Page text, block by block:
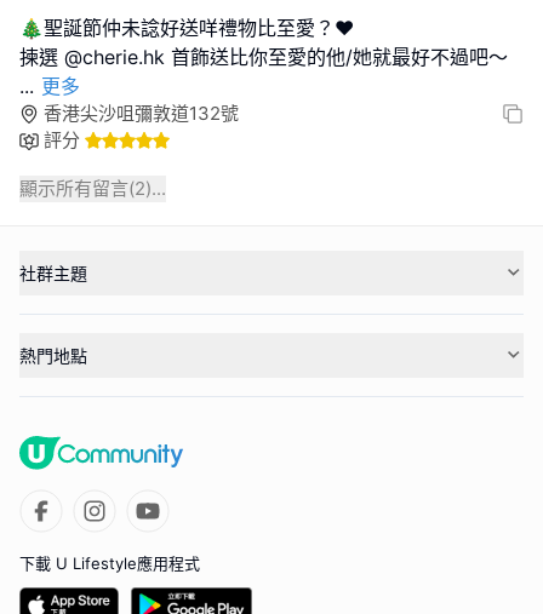
🎄聖誕節仲未諗好送咩禮物比至愛？❤️
... 更多
香港尖沙咀彌敦道132號
評分
顯示所有留言(2)...
社群主題
熱門地點
下載 U Lifestyle應用程式